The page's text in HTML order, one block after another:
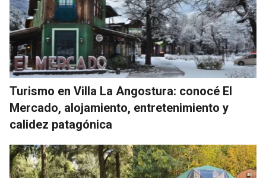
Turismo en Villa La Angostura: conocé El
Mercado, alojamiento, entretenimiento y
calidez patagónica